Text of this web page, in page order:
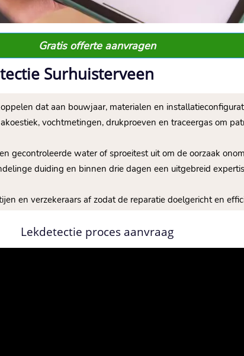
Gratis offerte aanvragen
Surhuisterveen
dat aan bouwjaar, materialen en
vochtmetingen, drukproeven en traceergas om
gecontroleerde water of sproeitest uit om de oorzaak
duiding en binnen drie dagen een uitgebreid
en verzekeraars af zodat de reparatie doelgericht en
Lekdetectie proces aanvraag